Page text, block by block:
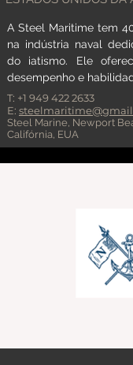
A Steel Maritime tem
na indústria naval
do iatismo. Ele
desempenho e
T: +1 949 422 2633
E:
Steel Marine, Newport
Califórnia, EUA